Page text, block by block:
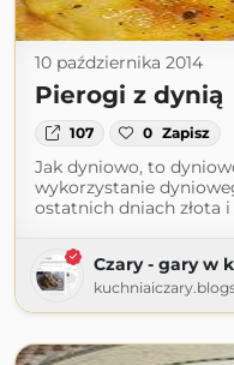
10 października 2014
Pierogi z dynią
107 0 Zapisz
Jak dyniowo, to
wykorzystanie
ostatnich dniach złota
Czary - gary w